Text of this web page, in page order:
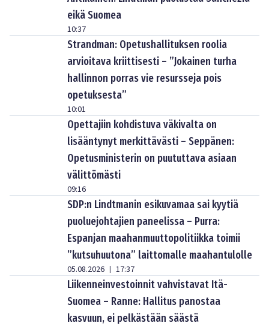
eikä Suomea
10:37
Strandman: Opetushallituksen roolia
arvioitava kriittisesti – ”Jokainen turha
hallinnon porras vie resursseja pois
opetuksesta”
10:01
Opettajiin kohdistuva väkivalta on
lisääntynyt merkittävästi – Seppänen:
Opetusministerin on puututtava asiaan
välittömästi
09:16
SDP:n Lindtmanin esikuvamaa sai kyytiä
puoluejohtajien paneelissa – Purra:
Espanjan maahanmuuttopolitiikka toimii
”kutsuhuutona” laittomalle maahantulolle
05.08.2026 | 17:37
Liikenneinvestoinnit vahvistavat Itä-
Suomea – Ranne: Hallitus panostaa
kasvuun, ei pelkästään säästä